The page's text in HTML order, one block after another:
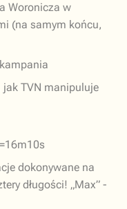
Woronicza w
(na samym końcu,
jak TVN manipuluje
dokonywane na
długości! „Max” -